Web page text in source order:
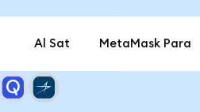
Al Sat MetaMask Para